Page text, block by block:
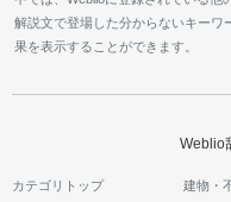
解説文で登場した分からないキーワ
果を表示することができます。
Weblio
カテゴリトップ 建物・